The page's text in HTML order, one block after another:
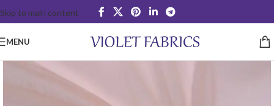
Skip to main content
MENU